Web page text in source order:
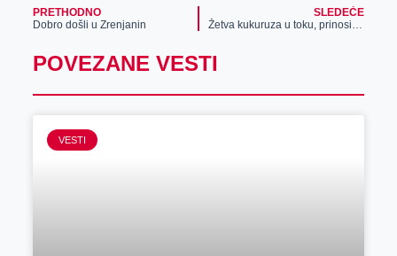
PRETHODNO
Dobro došli u Zrenjanin
SLEDEĆE
Žetva kukuruza u toku, prinosi neće pokriti ni troškove proizvodnje
POVEZANE VESTI
VESTI